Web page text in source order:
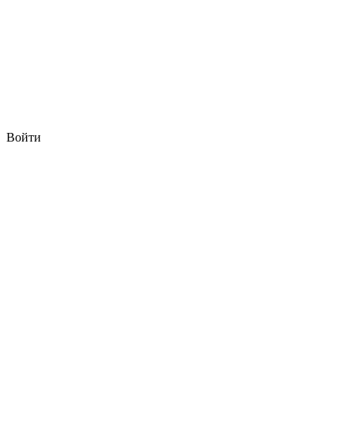
Войти